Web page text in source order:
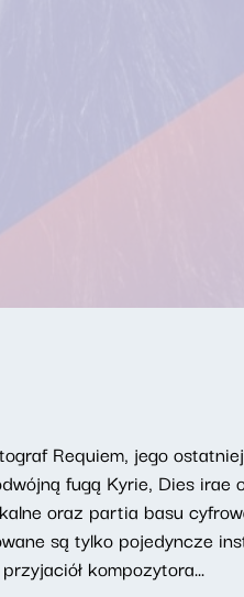
Requiem, jego
fugą Kyrie, Dies irae
oraz partia basu
są tylko pojedyncze
kompozytora...